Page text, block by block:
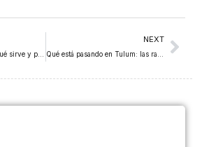
Matcha: qué es, para qué sirve y por qué es mejor que el café según la ciencia
NEXT
Qué está pasando en Tulum: las razones detrás del desplome del turismo